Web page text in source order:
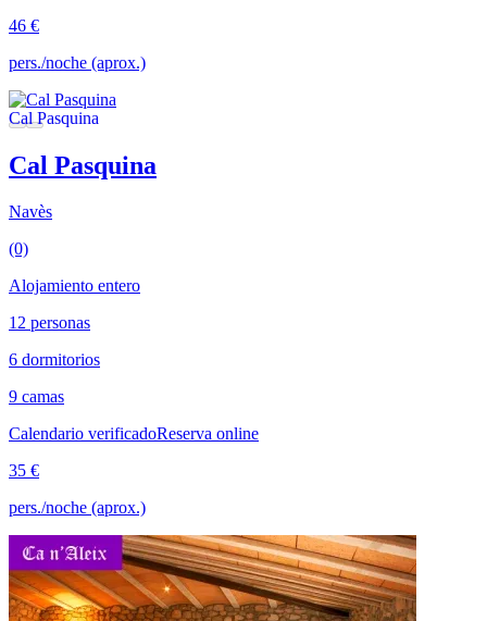
46 €
pers./noche (aprox.)
Cal Pasquina
Navès
(0)
Alojamiento entero
12 personas
6 dormitorios
9 camas
Calendario verificadoReserva online
35 €
pers./noche (aprox.)